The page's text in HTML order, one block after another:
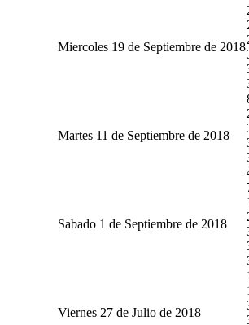
Miercoles 19 de Septiembre de 2018
Martes 11 de Septiembre de 2018
Sabado 1 de Septiembre de 2018
Viernes 27 de Julio de 2018